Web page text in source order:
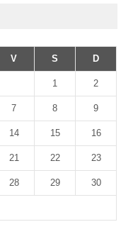
V S D
1 2
7 8 9
14 15 16
21 22 23
28 29 30